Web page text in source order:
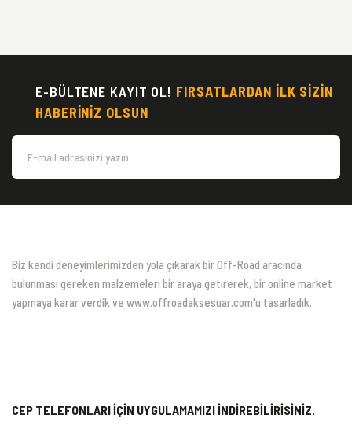
E-BÜLTENE KAYIT OL! FIRSATLARDAN İLK SİZİN
HABERİNİZ OLSUN
Biz kendi deneyimlerimizden yola çıkarak bir Off-Road aracında
bulunması gereken malzemeleri bir araya getirerek, bir online market
yapmaya karar verdik ve www.offroadaksesuar.com'u tasarladık.
CEP TELEFONLARI İÇİN UYGULAMAMIZI İNDİREBİLİRİSİNİZ.